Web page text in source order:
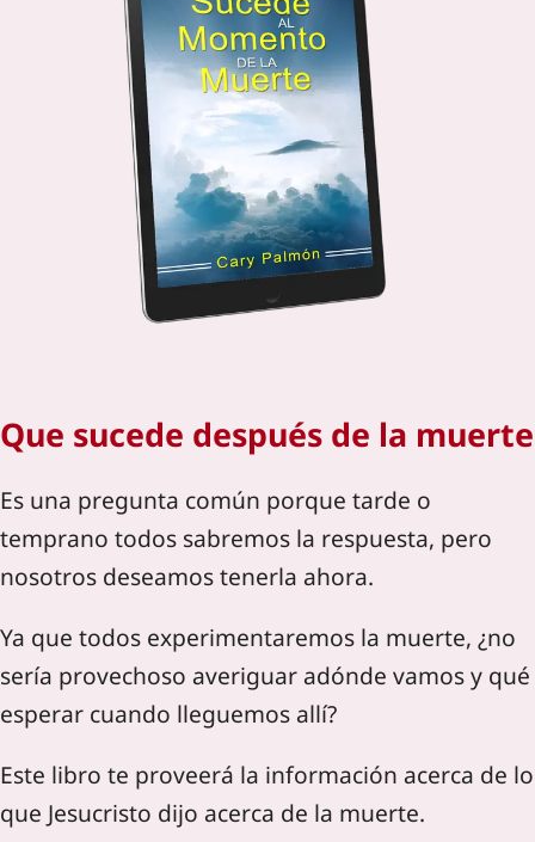
Que sucede después de la muerte
Es una pregunta común porque tarde o
temprano todos sabremos la respuesta, pero
nosotros deseamos tenerla ahora.
Ya que todos experimentaremos la muerte, ¿no
sería provechoso averiguar adónde vamos y qué
esperar cuando lleguemos allí?
Este libro te proveerá la información acerca de lo
que Jesucristo dijo acerca de la muerte.